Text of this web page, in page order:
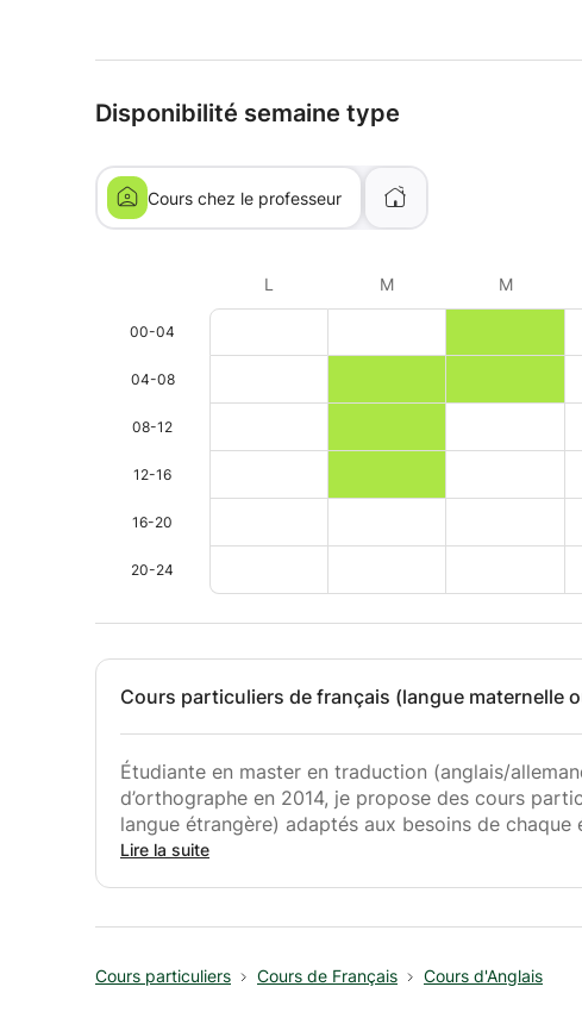
Disponibilité semaine type
Cours chez le professeur
L M M
00-04
04-08
08-12
12-16
16-20
20-24
Cours particuliers de français (langue maternelle
Étudiante en master en traduction (anglais/
d’orthographe en 2014, je propose des cours
langue étrangère) adaptés aux besoins de
(dissertations, TFE et autres).
Lire la suite
Cours particuliers Cours de Français Cours d'Anglais